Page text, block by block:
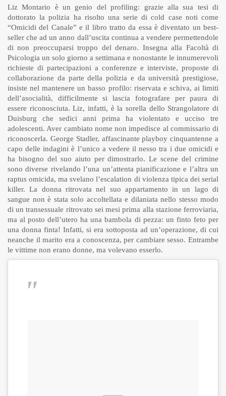
Liz Montario è un genio del profiling: grazie alla sua tesi di
dottorato la polizia ha risolto una serie di cold case noti come
“Omicidi del Canale” e il libro tratto da essa è diventato un best-
seller che ad un anno dall’uscita continua a vendere permettendole
di non preoccuparsi troppo del denaro. Insegna alla Facoltà di
Psicologia un solo giorno a settimana e nonostante le innumerevoli
richieste di partecipazioni a conferenze e interviste, proposte di
collaborazione da parte della polizia e da università prestigiose,
insiste nel mantenere un basso profilo: riservata e schiva, ai limiti
dell’asocialità, difficilmente si lascia fotografare per paura di
essere riconosciuta. Liz, infatti, è la sorella dello Strangolatore di
Duisburg che sedici anni prima ha violentato e ucciso tre
adolescenti. Aver cambiato nome non impedisce al commissario di
riconoscerla. George Stadler, affascinante playboy cinquantenne a
capo delle indagini è l’unico a vedere il nesso tra i due omicidi e
ha bisogno del suo aiuto per dimostrarlo. Le scene del crimine
sono diverse rivelando l’una un’attenta pianificazione e l’altra un
raptus omicida, ma svelano l’escalation di violenza tipica dei serial
killer. La donna ritrovata nel suo appartamento in un lago di
sangue non è stata solo accoltellata e dilaniata nello stesso modo
di un transessuale ritrovato sei mesi prima alla stazione ferroviaria,
ma al posto dell’utero ha una bambola di pezza: un finto feto per
una donna finta! Infatti, si era sottoposta ad un’operazione, di cui
neanche il marito era a conoscenza, per cambiare sesso. Entrambe
le vittime non erano donne, ma volevano esserlo.